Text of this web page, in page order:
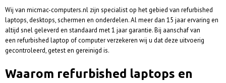
Wij van micmac-computers.nl zijn specialist op het gebied van refurbished
laptops, desktops, schermen en onderdelen. Al meer dan 15 jaar ervaring en
altijd snel geleverd en standaard met 1 jaar garantie. Bij aanschaf van
een refurbished laptop of computer verzekeren wij u dat deze uitvoerig
gecontroleerd, getest en gereinigd is.
Waarom refurbished laptops en